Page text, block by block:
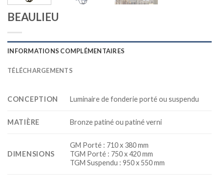
BEAULIEU
INFORMATIONS COMPLÉMENTAIRES
TÉLÉCHARGEMENTS
CONCEPTION Luminaire de fonderie porté ou suspendu
MATIÈRE Bronze patiné ou patiné verni
DIMENSIONS
GM Porté : 710 x 380 mm
TGM Porté : 750 x 420 mm
TGM Suspendu : 950 x 550 mm